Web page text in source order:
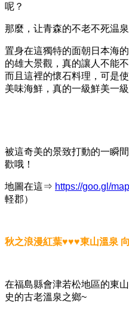
呢？
那麼，让青森的不老不死温
置身在這獨特的面朝日本海
的雄大景觀，真的讓人不能
而且這裡的懷石料理，可是
美味海鮮，真的一級鮮美一級
被這奇美的景致打動的一瞬
歡哦！
地圖在這⇒ https://goo.gl/
軽郡）
秋之浪漫紅葉♥♥♥東山溫泉
在福島縣會津若松地區的東
史的古老溫泉之鄉~